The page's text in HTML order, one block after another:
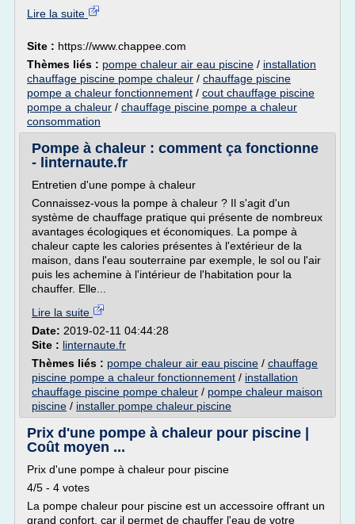
Lire la suite
Site : https://www.chappee.com
Thèmes liés : pompe chaleur air eau piscine / installation
chauffage piscine pompe chaleur / chauffage piscine
pompe a chaleur fonctionnement / cout chauffage piscine
pompe a chaleur / chauffage piscine pompe a chaleur
consommation
Pompe à chaleur : comment ça fonctionne
- linternaute.fr
Entretien d'une pompe à chaleur
Connaissez-vous la pompe à chaleur ? Il s'agit d'un
système de chauffage pratique qui présente de nombreux
avantages écologiques et économiques. La pompe à
chaleur capte les calories présentes à l'extérieur de la
maison, dans l'eau souterraine par exemple, le sol ou l'air
puis les achemine à l'intérieur de l'habitation pour la
chauffer. Elle...
Lire la suite
Date: 2019-02-11 04:44:28
Site : linternaute.fr
Thèmes liés : pompe chaleur air eau piscine / chauffage
piscine pompe a chaleur fonctionnement / installation
chauffage piscine pompe chaleur / pompe chaleur maison
piscine / installer pompe chaleur piscine
Prix d'une pompe à chaleur pour piscine |
Coût moyen ...
Prix d'une pompe à chaleur pour piscine
4/5 - 4 votes
La pompe chaleur pour piscine est un accessoire offrant un
grand confort, car il permet de chauffer l'eau de votre